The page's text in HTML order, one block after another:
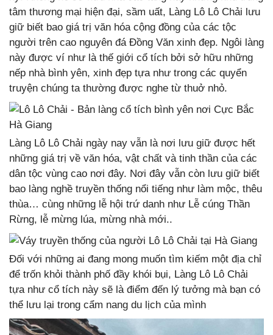
tâm thương mại hiện đại, sầm uất, Làng Lô Lô Chải lưu
giữ biết bao giá trị văn hóa cộng đồng của các tộc
người trên cao nguyên đá Đồng Văn xinh đẹp. Ngôi làng
này được ví như là thế giới cổ tích bởi sở hữu những
nếp nhà bình yên, xinh đẹp tựa như trong các quyển
truyện chúng ta thường được nghe từ thuở nhỏ.
Làng Lô Lô Chải ngày nay vẫn là nơi lưu giữ được hết
những giá trị về văn hóa, vật chất và tinh thần của các
dân tộc vùng cao nơi đây. Nơi đây vẫn còn lưu giữ biết
bao làng nghề truyền thống nổi tiếng như làm mộc, thêu
thùa… cùng những lễ hội trứ danh như Lễ cúng Thần
Rừng, lễ mừng lúa, mừng nhà mới..
Đối với những ai đang mong muốn tìm kiếm một địa chỉ
để trốn khỏi thành phố đầy khói bụi, Làng Lô Lô Chải
tựa như cổ tích này sẽ là điểm đến lý tưởng mà bạn có
thể lưu lại trong cẩm nang du lịch của mình